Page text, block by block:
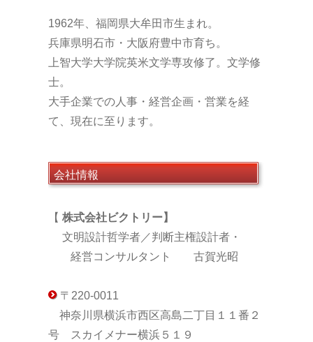
1962年、福岡県大牟田市生まれ。
兵庫県明石市・大阪府豊中市育ち。
上智大学大学院英米文学専攻修了。文学修
士。
大手企業での人事・経営企画・営業を経
て、現在に至ります。
会社情報
【 株式会社ビクトリー】
文明設計哲学者／判断主権設計者・
経営コンサルタント 古賀光昭
〒220-0011
神奈川県横浜市西区高島二丁目１１番２
号 スカイメナー横浜５１９